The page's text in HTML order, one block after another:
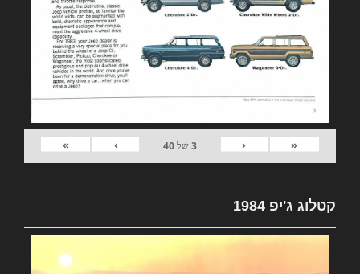
«
‹
3של40
›
»
קטלוג ג'יפ 1984